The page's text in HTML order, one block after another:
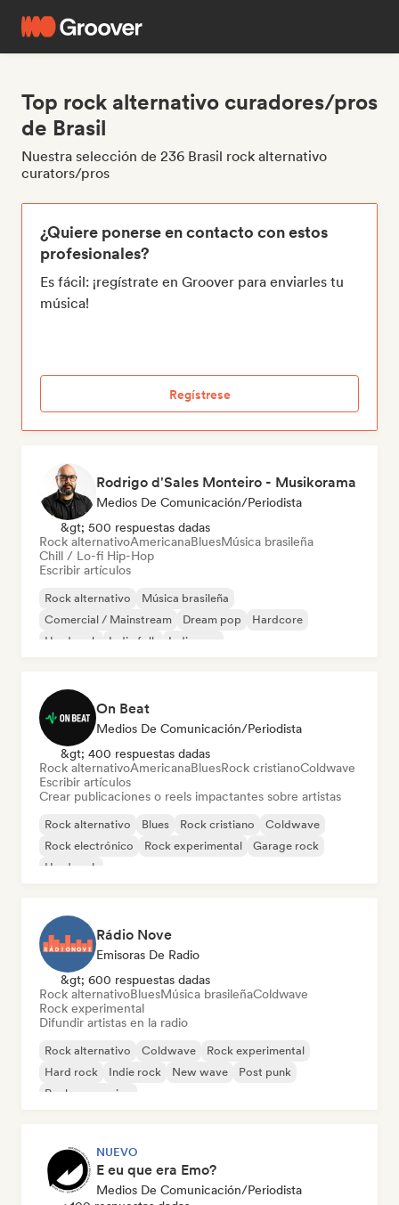
Top rock alternativo curadores/pros
de Brasil
Nuestra selección de 236 Brasil rock alternativo
curators/pros
¿Quiere ponerse en contacto con estos
profesionales?
Es fácil: ¡regístrate en Groover para enviarles tu
música!
Regístrese
Rodrigo d'Sales Monteiro - Musikorama
Medios De Comunicación/Periodista
&gt; 500 respuestas dadas
Rock alternativoAmericanaBluesMúsica brasileña
Chill / Lo-fi Hip-Hop
Escribir artículos
Rock alternativo
Música brasileña
Comercial / Mainstream
Dream pop
Hardcore
Hard rock
Indie folk Indie pop
On Beat
Medios De Comunicación/Periodista
&gt; 400 respuestas dadas
Rock alternativoAmericanaBluesRock cristianoColdwave
Escribir artículos
Crear publicaciones o reels impactantes sobre artistas
Rock alternativo Blues Rock cristiano
Coldwave
Rock electrónico
Rock experimental
Garage rock
Hard rock
Rádio Nove
Emisoras De Radio
&gt; 600 respuestas dadas
Rock alternativoBluesMúsica brasileñaColdwave
Rock experimental
Difundir artistas en la radio
Rock alternativo Coldwave
Rock experimental
Hard rock
Indie rock New wave
Post punk
Rock progresivo
NUEVO
E eu que era Emo?
Medios De Comunicación/Periodista